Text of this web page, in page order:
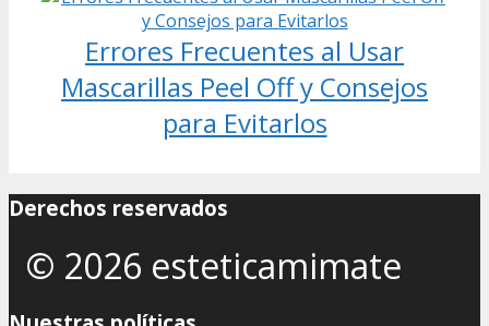
Errores Frecuentes al Usar
Mascarillas Peel Off y Consejos
para Evitarlos
Derechos reservados
© 2026 esteticamimate